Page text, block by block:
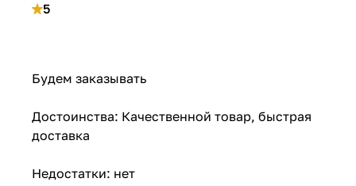
5
Будем заказывать
Достоинства: Качественной товар, быстрая
доставка
Недостатки: нет